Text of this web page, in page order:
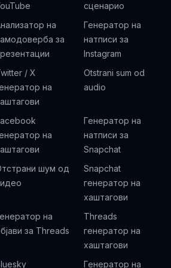
сценарио
на
за
Генератор на
натписи за
Instagram
/ X
на
Otstrani sum od
audio
на
Генератор на
натписи за
Snapchat
шум од
Snapchat
генератор на
хаштагови
на
за Threads
Threads
генератор на
хаштагови
Генератор на